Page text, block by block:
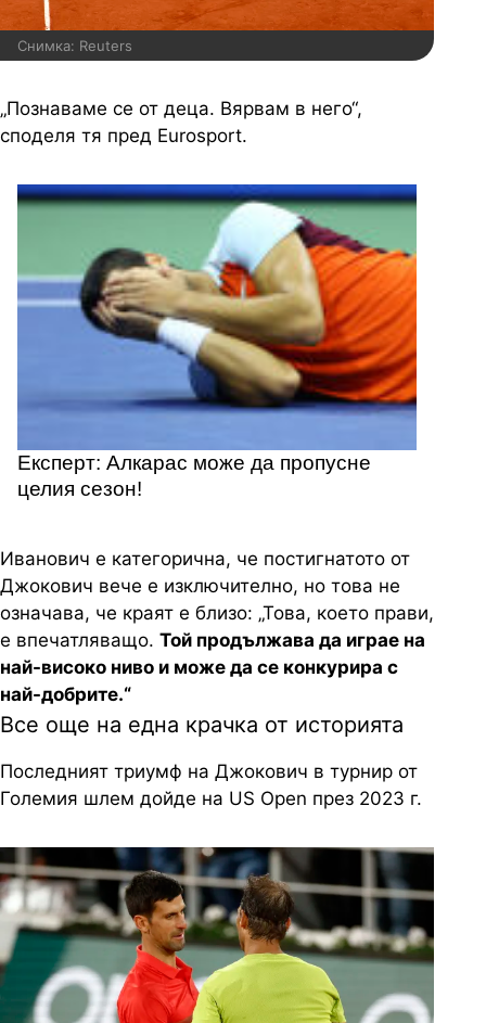
Снимка: Reuters
„Познаваме се от деца. Вярвам в него“,
споделя тя пред Eurosport.
Експерт: Алкарас може да пропусне
целия сезон!
Иванович е категорична, че постигнатото от
Джокович вече е изключително, но това не
означава, че краят е близо: „Това, което прави,
е впечатляващо. Той продължава да играе на
най-високо ниво и може да се конкурира с
най-добрите.“
Все още на една крачка от историята
Последният триумф на Джокович в турнир от
Големия шлем дойде на US Open през 2023 г.